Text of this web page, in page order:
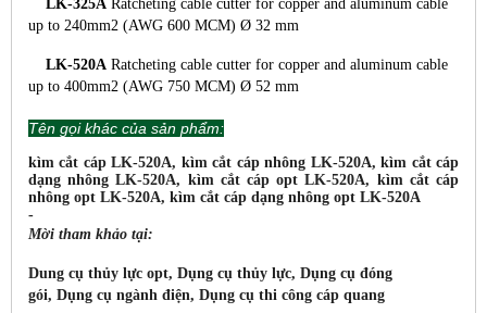
LK-325A Ratcheting cable cutter for copper and aluminum cable
up to 240mm2 (AWG 600 MCM) Ø 32 mm
LK-520A Ratcheting cable cutter for copper and aluminum cable
up to 400mm2 (AWG 750 MCM) Ø 52 mm
Tên gọi khác của sản phẩm:
kìm cắt cáp LK-520A, kìm cắt cáp nhông LK-520A, kìm cắt cáp
dạng nhông LK-520A, kìm cắt cáp opt LK-520A, kìm cắt cáp
nhông opt LK-520A, kìm cắt cáp dạng nhông opt LK-520A
-
Mời tham khảo tại:
Dung cụ thủy lực opt, Dụng cụ thủy lực, Dụng cụ đóng
gói, Dụng cụ ngành điện, Dụng cụ thi công cáp quang